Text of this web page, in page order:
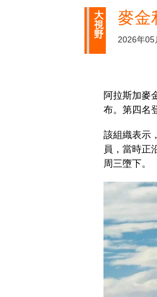
大
視
野
麥金
2026年05
阿拉斯加麥
布。第四名
該組織表示
員，當時正
周三墮下。